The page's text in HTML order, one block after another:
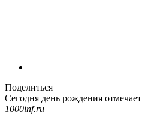
Поделиться
Сегодня день рождения отмечает
1000inf.ru